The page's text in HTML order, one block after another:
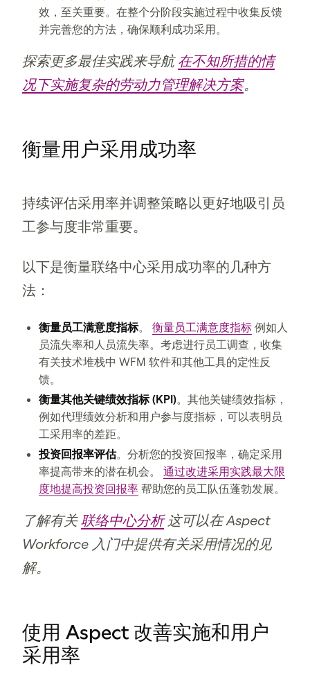
效，至关重要。在整个分阶段实施过程中收集反馈
并完善您的方法，确保顺利成功采用。
探索更多最佳实践来导航在不知所措的情
况下实施复杂的劳动力管理解决方案。
衡量用户采用成功率
持续评估采用率并调整策略以更好地吸引员
工参与度非常重要。
以下是衡量联络中心采用成功率的几种方
法：
衡量员工满意度指标。 衡量员工满意度指标 例如人
员流失率和人员流失率。考虑进行员工调查，收集
有关技术堆栈中 WFM 软件和其他工具的定性反
馈。
衡量其他关键绩效指标 (KPI)。其他关键绩效指标，
例如代理绩效分析和用户参与度指标，可以表明员
工采用率的差距。
投资回报率评估。分析您的投资回报率，确定采用
率提高带来的潜在机会。 通过改进采用实践最大限
度地提高投资回报率 帮助您的员工队伍蓬勃发展。
了解有关联络中心分析这可以在 Aspect
Workforce 入门中提供有关采用情况的见
解。
使用 Aspect 改善实施和用户
采用率